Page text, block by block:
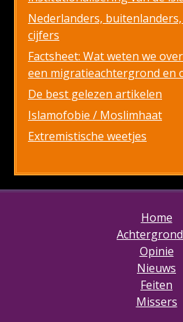
Nederlanders,
cijfers
Factsheet: Wat weten we
een migratieachtergrond en
De best gelezen artikelen
Islamofobie / Moslimhaat
Extremistische weetjes
Home
Opinie
Nieuws
Feiten
Missers